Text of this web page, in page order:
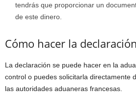
tendrás que proporcionar un
de este dinero.
Cómo hacer la declaración
La declaración se puede hacer en la
control o puedes solicitarla directamente
las autoridades aduaneras francesas.